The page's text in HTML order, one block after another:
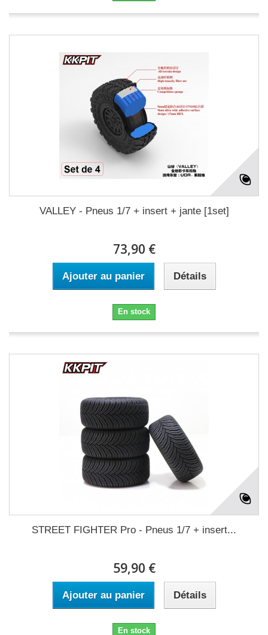
VALLEY - Pneus 1/7 + insert + jante [1set]
73,90 €
Ajouter au panier Détails
En stock
STREET FIGHTER Pro - Pneus 1/7 + insert...
59,90 €
Ajouter au panier Détails
En stock